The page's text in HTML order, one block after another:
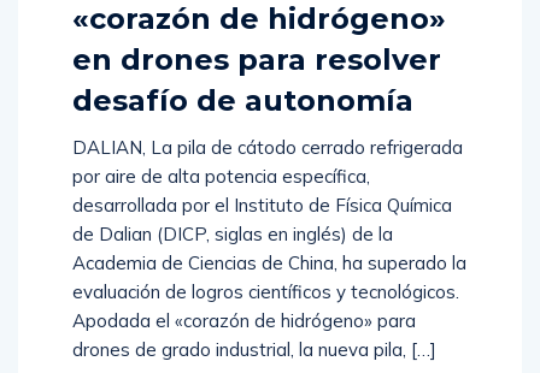
«corazón de hidrógeno»
en drones para resolver
desafío de autonomía
DALIAN, La pila de cátodo cerrado refrigerada
por aire de alta potencia específica,
desarrollada por el Instituto de Física Química
de Dalian (DICP, siglas en inglés) de la
Academia de Ciencias de China, ha superado la
evaluación de logros científicos y tecnológicos.
Apodada el «corazón de hidrógeno» para
drones de grado industrial, la nueva pila, […]